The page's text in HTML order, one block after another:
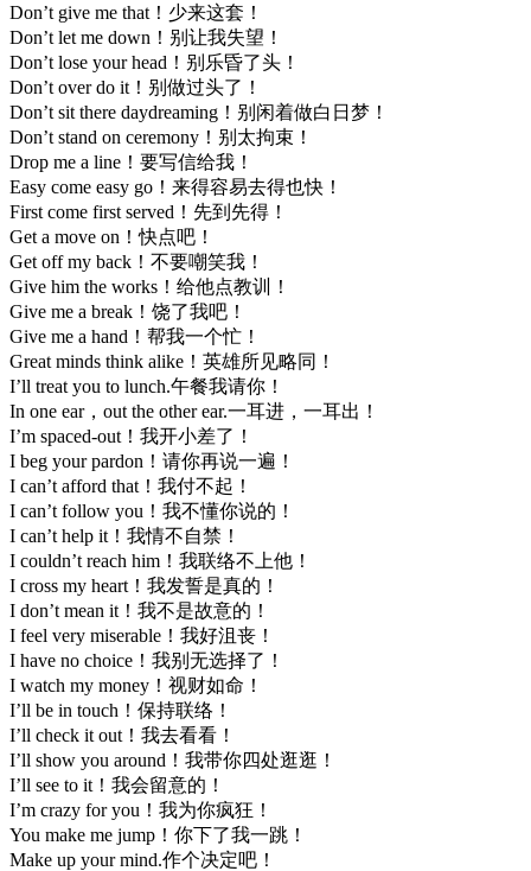
Don’t give me that！少来这套！
Don’t let me down！别让我失望！
Don’t lose your head！别乐昏了头！
Don’t over do it！别做过头了！
Don’t sit there daydreaming！别闲着做白日梦！
Don’t stand on ceremony！别太拘束！
Drop me a line！要写信给我！
Easy come easy go！来得容易去得也快！
First come first served！先到先得！
Get a move on！快点吧！
Get off my back！不要嘲笑我！
Give him the works！给他点教训！
Give me a break！饶了我吧！
Give me a hand！帮我一个忙！
Great minds think alike！英雄所见略同！
I’ll treat you to lunch.午餐我请你！
In one ear，out the other ear.一耳进，一耳出！
I’m spaced-out！我开小差了！
I beg your pardon！请你再说一遍！
I can’t afford that！我付不起！
I can’t follow you！我不懂你说的！
I can’t help it！我情不自禁！
I couldn’t reach him！我联络不上他！
I cross my heart！我发誓是真的！
I don’t mean it！我不是故意的！
I feel very miserable！我好沮丧！
I have no choice！我别无选择了！
I watch my money！视财如命！
I’ll be in touch！保持联络！
I’ll check it out！我去看看！
I’ll show you around！我带你四处逛逛！
I’ll see to it！我会留意的！
I’m crazy for you！我为你疯狂！
You make me jump！你下了我一跳！
Make up your mind.作个决定吧！